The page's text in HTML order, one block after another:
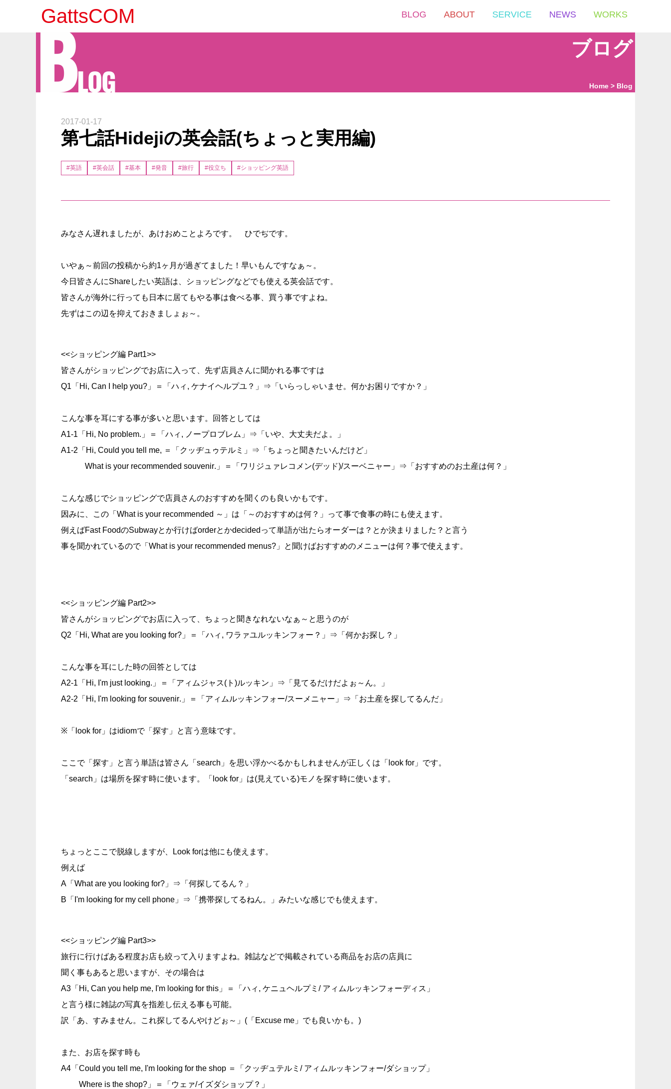
GattsCOM BLOG ABOUT SERVICE NEWS WORKS
ブログ
BLOG Home Blog
2017-01-17
第七話Hidejiの英会話(ちょっと実用編)
#英語 #英会話 #基本 #発音 #旅行 #役立ち #ショッピング英語
みなさん遅れましたが、あけおめことよろです。 ひでぢです。
いやぁ～前回の投稿から約1ヶ月が過ぎてました！早いもんですなぁ～。
今日皆さんにShareしたい英語は、ショッピングなどでも使える英会話です。
皆さんが海外に行っても日本に居てもやる事は食べる事、買う事ですよね。
先ずはこの辺を抑えておきましょぉ～。
<<ショッピング編 Part1>>
皆さんがショッピングでお店に入って、先ず店員さんに聞かれる事ですは
Q1「Hi, Can I help you?」＝「ハィ, ケナイヘルプユ？」⇒「いらっしゃいませ。何かお困りですか？」
こんな事を耳にする事が多いと思います。回答としては
A1-1「Hi, No problem.」＝「ハィ, ノープロブレム」⇒「いや、大丈夫だよ。」
A1-2「Hi, Could you tell me, ＝「クッヂュゥテルミ」⇒「ちょっと聞きたいんだけど」
What is your recommended souvenir.」＝「ワリジュァレコメン(デッド)/スーベニャー」⇒「おすすめのお土産は何？」
こんな感じでショッピングで店員さんのおすすめを聞くのも良いかもです。
因みに、この「What is your recommended ～」は「～のおすすめは何？」って事で食事の時にも使えます。
例えばFast FoodのSubwayとか行けばorderとかdecidedって単語が出たらオーダーは？とか決まりました？と言う
事を聞かれているので「What is your recommended menus?」と聞けばおすすめのメニューは何？事で使えます。
<<ショッピング編 Part2>>
皆さんがショッピングでお店に入って、ちょっと聞きなれないなぁ～と思うのが
Q2「Hi, What are you looking for?」＝「ハィ, ワラァユルッキンフォー？」⇒「何かお探し？」
こんな事を耳にした時の回答としては
A2-1「Hi, I'm just looking.」＝「アィムジャス(ト)ルッキン」⇒「見てるだけだよぉ～ん。」
A2-2「Hi, I'm looking for souvenir.」＝「アィムルッキンフォー/スーメニャー」⇒「お土産を探してるんだ」
※「look for」はidiomで「探す」と言う意味です。
ここで「探す」と言う単語は皆さん「search」を思い浮かべるかもしれませんが正しくは「look for」です。
「search」は場所を探す時に使います。「look for」は(見えている)モノを探す時に使います。
ちょっとここで脱線しますが、Look forは他にも使えます。
例えば
A「What are you looking for?」⇒「何探してるん？」
B「I'm looking for my cell phone」⇒「携帯探してるねん。」みたいな感じでも使えます。
<<ショッピング編 Part3>>
旅行に行けばある程度お店も絞って入りますよね。雑誌などで掲載されている商品をお店の店員に
聞く事もあると思いますが、その場合は
A3「Hi, Can you help me, I'm looking for this」＝「ハィ, ケニュヘルプミ/ アィムルッキンフォーディス」
と言う様に雑誌の写真を指差し伝える事も可能。
訳「あ、すみません。これ探してるんやけどぉ～」(「Excuse me」でも良いかも。)
また、お店を探す時も
A4「Could you tell me, I'm looking for the shop ＝「クッヂュテルミ/ アィムルッキンフォー/ダショップ」
Where is the shop?」＝「ウェァ/イズダショップ？」